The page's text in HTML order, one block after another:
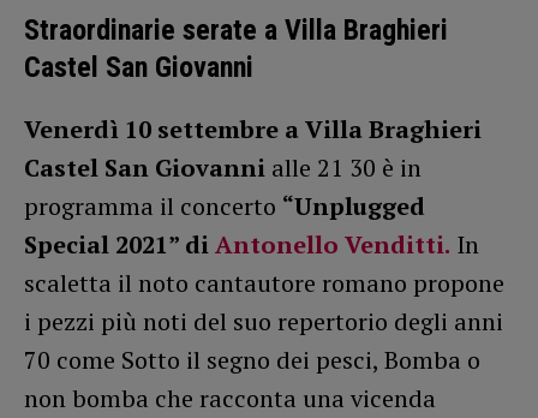
Straordinarie serate a Villa Braghieri
Castel San Giovanni
Venerdì 10 settembre a Villa Braghieri
Castel San Giovanni alle 21 30 è in
programma il concerto “Unplugged
Special 2021” diAntonello Venditti. In
scaletta il noto cantautore romano propone
i pezzi più noti del suo repertorio degli anni
70 come Sotto il segno dei pesci, Bomba o
non bomba che racconta una vicenda